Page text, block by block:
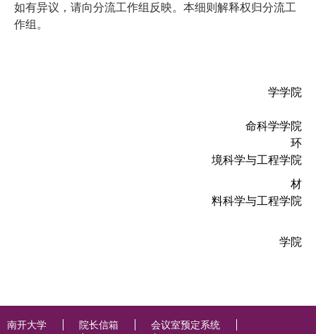
如有异议，请向分流工作组反映。本细则解释权归分流工
作组。
学学院
命科学学院
环
境科学与工程学院
材
料科学与工程学院
学院
南开大学 院长信箱
会议室预定系统